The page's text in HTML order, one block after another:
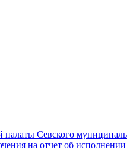
Севского
на отчет об